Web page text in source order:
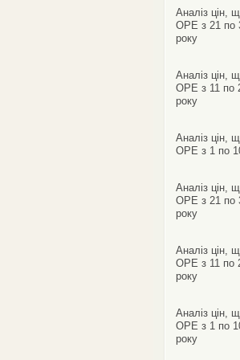
Аналіз цін,
ОРЕ з 21 по
року
Аналіз цін,
ОРЕ з 11 по
року
Аналіз цін,
ОРЕ з 1 по
Аналіз цін,
ОРЕ з 21 по
року
Аналіз цін,
ОРЕ з 11 по
року
Аналіз цін,
ОРЕ з 1 по
року